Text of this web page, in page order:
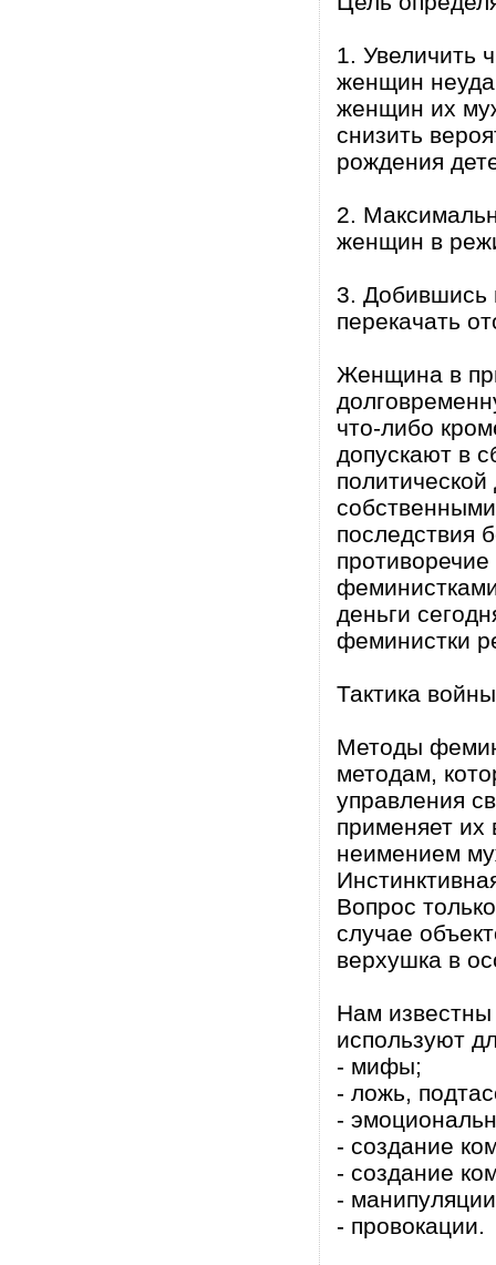
1. Увеличить
женщин
женщин их
снизить
рождения
2.
женщин в
3. Добившись
перекачать
Женщина в
что-либо
допускают в
последствия
деньги
феминистки
Тактика
Методы
методам,
управления
применяет
неимением
Вопрос
случае
верхушка в
Нам
используют
- мифы;
- ложь,
-
- создание
- создание
-
- провокации.